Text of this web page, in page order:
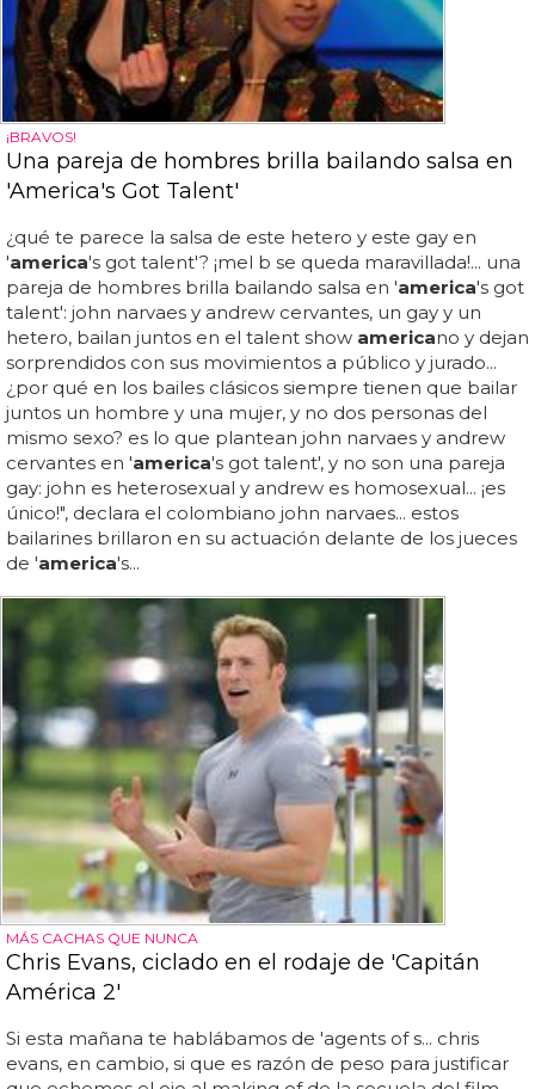
¡BRAVOS!
Una pareja de hombres brilla bailando salsa en
'America's Got Talent'
¿qué te parece la salsa de este hetero y este gay en
'america's got talent'? ¡mel b se queda maravillada!... una
pareja de hombres brilla bailando salsa en 'america's got
talent': john narvaes y andrew cervantes, un gay y un
hetero, bailan juntos en el talent show americano y dejan
sorprendidos con sus movimientos a público y jurado...
¿por qué en los bailes clásicos siempre tienen que bailar
juntos un hombre y una mujer, y no dos personas del
mismo sexo? es lo que plantean john narvaes y andrew
cervantes en 'america's got talent', y no son una pareja
gay: john es heterosexual y andrew es homosexual... ¡es
único!", declara el colombiano john narvaes... estos
bailarines brillaron en su actuación delante de los jueces
de 'america's...
MÁS CACHAS QUE NUNCA
Chris Evans, ciclado en el rodaje de 'Capitán
América 2'
Si esta mañana te hablábamos de 'agents of s... chris
evans, en cambio, si que es razón de peso para justificar